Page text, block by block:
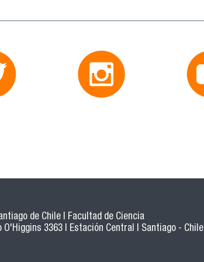
de Chile | Facultad de Ciencia
O'Higgins 3363 | Estación Central | Santiago - Chile